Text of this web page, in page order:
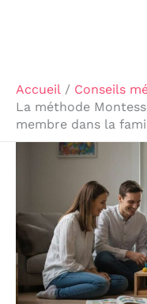
Accueil
Conseils
La méthode
membre dans la